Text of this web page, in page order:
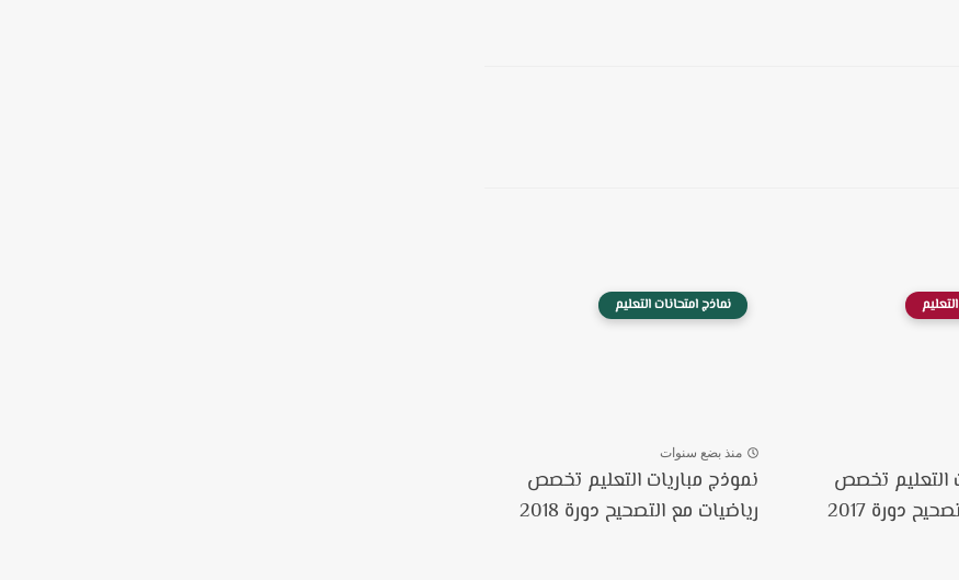
التعليم تخصص
دورة 2017
نماذج امتحانات التعليم
منذ بضع سنوات
نموذج مباريات التعليم تخصص
رياضيات مع التصحيح دورة 2018